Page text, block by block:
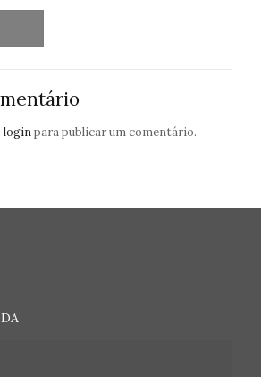
loginpara publicar um comentário.